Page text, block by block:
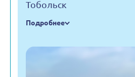
Тобольск
Подробнее